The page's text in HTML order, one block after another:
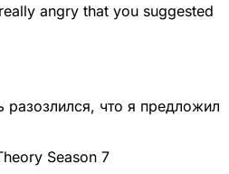
angry that you suggested
разозлился, что я предложил
Season 7